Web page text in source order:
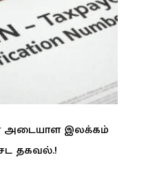
அடையாள இலக்கம்
தகவல்.!